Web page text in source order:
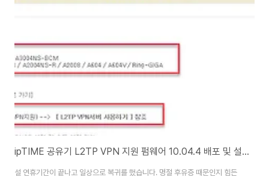
했던 작업도 하나씩 잊힌다. 그래서 정리가 필요하다. 언제 또 이런 작업을 수행
ipTIME 공유기 L2TP VPN 지원 펌웨어 10.04.4 배포 및 설정방법
설 연휴기간이 끝나고 일상으로 복귀를 했습니다. 명절 후유증 때문인지 힘든